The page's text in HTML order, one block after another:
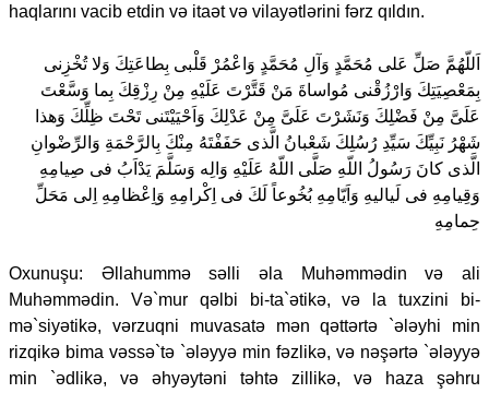
haqlarını vacib etdin və itaət və vilayətlərini fərz qıldın.
اَللّهُمَّ صَلِّ عَلى مُحَمَّدٍ وَآلِ مُحَمَّدٍ وَاعْمُرْ قَلْبى بِطاعَتِكَ وَلا تُخْزِنى
بِمَعْصِيَتِكَ وَارْزُقْنى مُواساةَ مَنْ قَتَّرْتَ عَلَيْهِ مِنْ رِزْقِكَ بِما وَسَّعْتَ
عَلَىَّ مِنْ فَضْلِكَ وَنَشَرْتَ عَلَىَّ مِنْ عَدْلِكَ وَاَحْيَيْتَنى تَحْتَ ظِلِّكَ وَهذا
شَهْرُ نَبِيِّكَ سَيِّدِ رُسُلِكَ شَعْبانُ الَّذى حَفَفْتَهُ مِنْكَ بِالرَّحْمَةِ وَالرِّضْوانِ
الَّذى كانَ رَسُولُ اللّهِ صَلَّى اللّهُ عَلَيْهِ وَالِه وَسَلَّمَ يَدْاَبُ فى صِيامِهِ
وَقِيامِهِ فى لَياليهِ وَاَيّامِهِ بُخُوعاً لَكَ فى اِكْرامِهِ وَاِعْظامِهِ اِلى مَحَلِّ
حِمامِهِ
Oxunuşu: Əllahummə səlli əla Muhəmmədin və ali
Muhəmmədin. Və`mur qəlbi bi-ta`ətikə, və la tuxzini bi-
mə`siyətikə, vərzuqni muvasatə mən qəttərtə `ələyhi min
rizqikə bima vəssə`tə `ələyyə min fəzlikə, və nəşərtə `ələyyə
min `ədlikə, və əhyəytəni təhtə zillikə, və haza şəhru